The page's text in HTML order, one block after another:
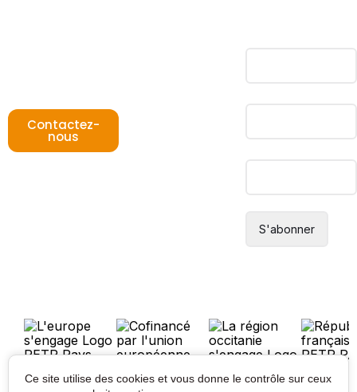
Contactez-
nous
Mentions légales
Ce site utilise des cookies et vous donne le contrôle sur ceux